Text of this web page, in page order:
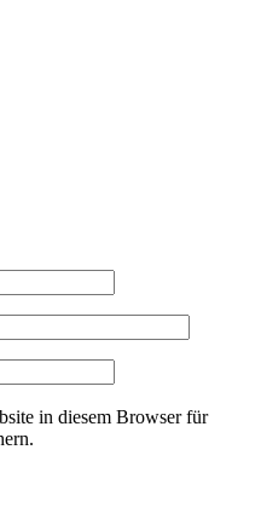
in diesem Browser für